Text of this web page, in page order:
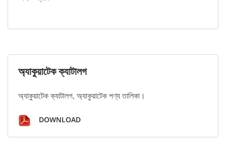
অ্যাকুয়াটেক ক্যাটালগ
অ্যাকুয়াটেক ক্যাটালগ, অ্যাকুয়াটেক পণ্য তালিকা।
DOWNLOAD